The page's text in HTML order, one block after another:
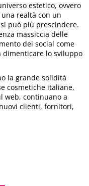
estetico, ovvero
realtà con un
può più prescindere.
massiccia delle
dei social come
lo sviluppo
la grande solidità
cosmetiche italiane,
web, continuano a
clienti, fornitori,